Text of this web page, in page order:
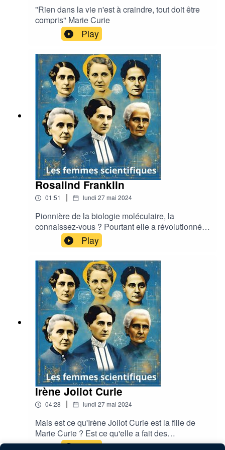
"Rien dans la vie n'est à craindre, tout doit être
compris" Marie Curie
Play
Rosalind Franklin
01:51 | lundi 27 mai 2024
Pionnière de la biologie moléculaire, la
connaissez-vous ? Pourtant elle a révolutionné
la structure de l'adn...
Play
Irène Joliot Curie
04:28 | lundi 27 mai 2024
Mais est ce qu'Irène Joliot Curie est la fille de
Marie Curie ? Est ce qu'elle a fait des
découvertes en médecine également ?
Play